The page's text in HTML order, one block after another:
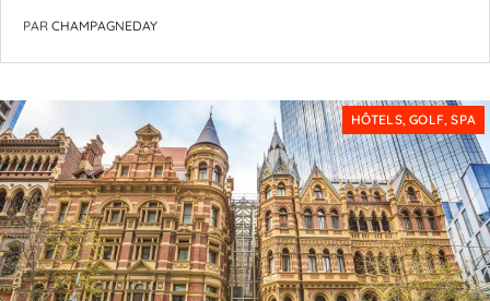
PAR CHAMPAGNEDAY
HÔTELS, GOLF, SPA